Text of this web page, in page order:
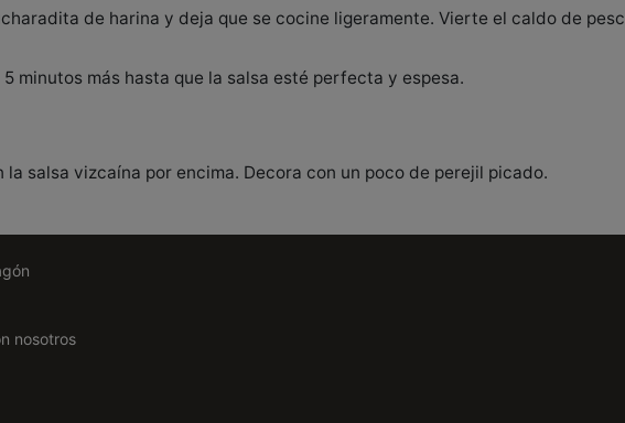
de harina y deja que se cocine ligeramente. Vierte el caldo de
minutos más hasta que la salsa esté perfecta y espesa.
salsa vizcaína por encima. Decora con un poco de perejil picado.
nosotros